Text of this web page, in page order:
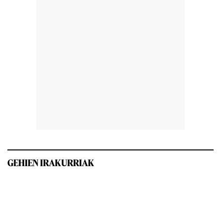
GEHIEN IRAKURRIAK